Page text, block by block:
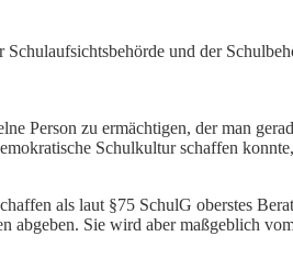
und der
Person zu ermächtigen, der man
Schulkultur schaffen
als laut §75 SchulG oberstes
abgeben. Sie wird aber maßgeblich